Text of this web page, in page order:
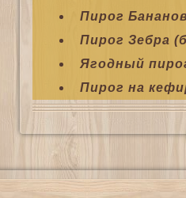
Пирог
Пирог Зебра
Ягодный
Пирог на